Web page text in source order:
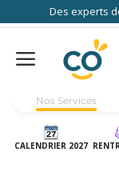
Des experts
Nos Services
CALENDRIER 2027
Accueil
Au Bureau